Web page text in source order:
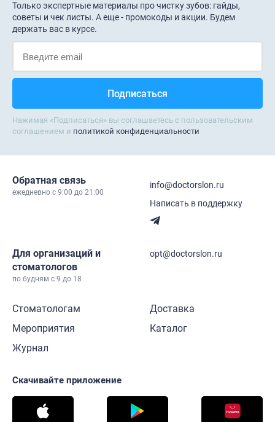
Только экспертные материалы про чистку зубов: гайды,
советы и чек листы. А еще - промокоды и акции. Будем
держать вас в курсе.
Нажимая «Подписаться» вы соглашаетесь с пользовательским
соглашением и политикой конфиденциальности
Обратная связь
ежедневно c 9:00 до 21:00
info@doctorslon.ru
Написать в поддержку
Для организаций и
стоматологов
по будням с 9 до 18
opt@doctorslon.ru
Стоматологам
Мероприятия
Журнал
Доставка
Каталог
Скачивайте приложение